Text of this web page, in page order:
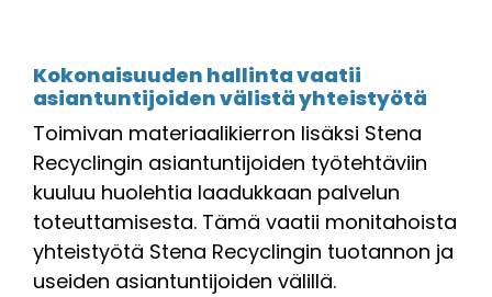
Kokonaisuuden hallinta vaatii
asiantuntijoiden välistä yhteistyötä
Toimivan materiaalikierron lisäksi Stena
Recyclingin asiantuntijoiden työtehtäviin
kuuluu huolehtia laadukkaan palvelun
toteuttamisesta. Tämä vaatii monitahoista
yhteistyötä Stena Recyclingin tuotannon ja
useiden asiantuntijoiden välillä.